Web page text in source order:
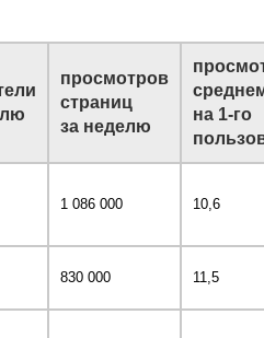
просмотров
страниц
за неделю
на 1-го
1 086 000 10,6
830 000 11,5